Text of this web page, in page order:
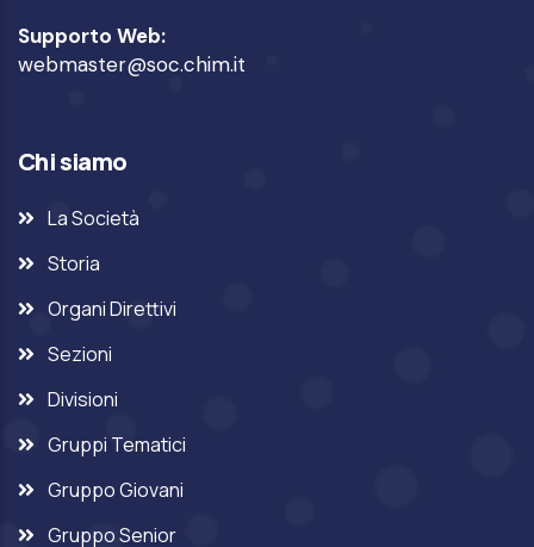
Supporto Web:
webmaster@soc.chim.it
Chi siamo
La Società
Storia
Organi Direttivi
Sezioni
Divisioni
Gruppi Tematici
Gruppo Giovani
Gruppo Senior